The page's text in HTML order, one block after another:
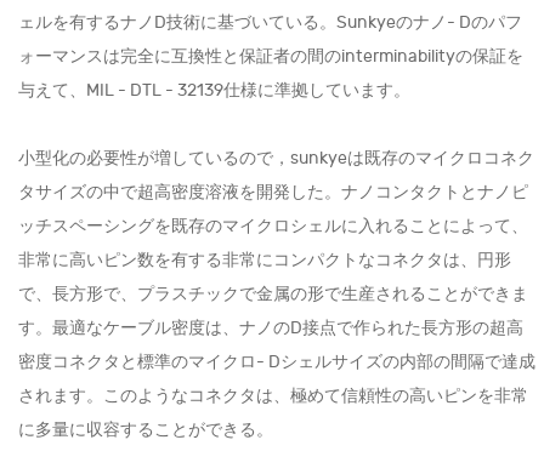
ェルを有するナノD技術に基づいている。Sunkyeのナノ- Dのパフ
ォーマンスは完全に互換性と保証者の間のinterminabilityの保証を
与えて、MIL - DTL - 32139仕様に準拠しています。
小型化の必要性が増しているので，sunkyeは既存のマイクロコネク
タサイズの中で超高密度溶液を開発した。ナノコンタクトとナノピ
ッチスペーシングを既存のマイクロシェルに入れることによって、
非常に高いピン数を有する非常にコンパクトなコネクタは、円形
で、長方形で、プラスチックで金属の形で生産されることができま
す。最適なケーブル密度は、ナノのD接点で作られた長方形の超高
密度コネクタと標準のマイクロ- Dシェルサイズの内部の間隔で達成
されます。このようなコネクタは、極めて信頼性の高いピンを非常
に多量に収容することができる。